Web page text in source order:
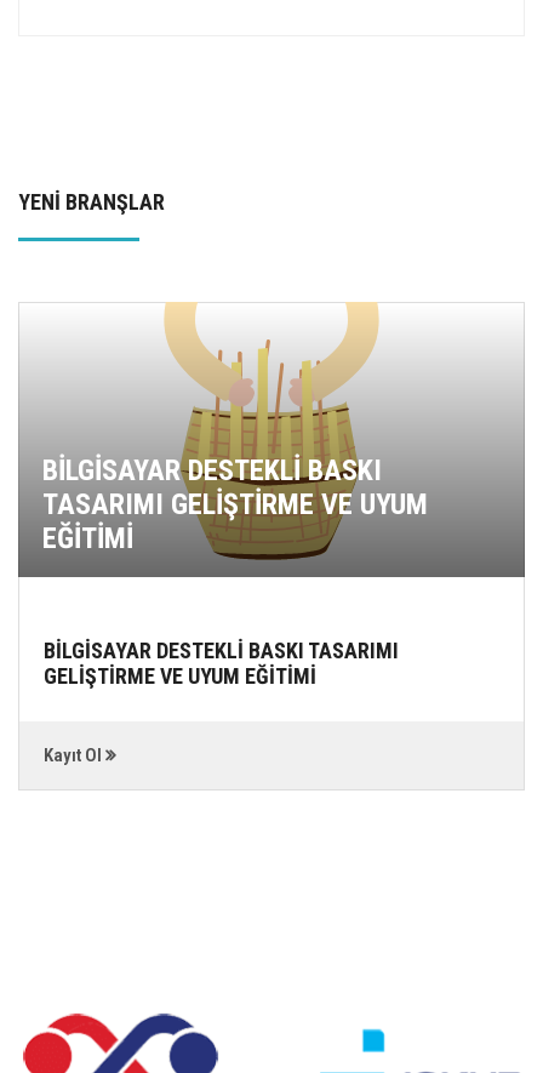
YENİ BRANŞLAR
BİLGİSAYAR DESTEKLİ BASKI
TASARIMI GELİŞTİRME VE UYUM
EĞİTİMİ
BİLGİSAYAR DESTEKLİ BASKI TASARIMI
GELİŞTİRME VE UYUM EĞİTİMİ
Kayıt Ol